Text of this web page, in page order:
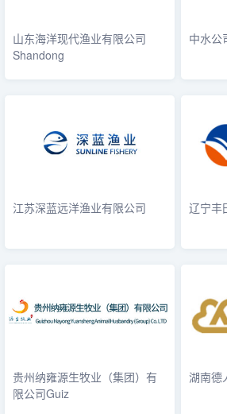
山东海洋现代渔业有限公司
Shandong
中水公
江苏深蓝远洋渔业有限公司 辽宁丰
贵州纳雍源生牧业（集团）有
限公司Guiz
湖南德